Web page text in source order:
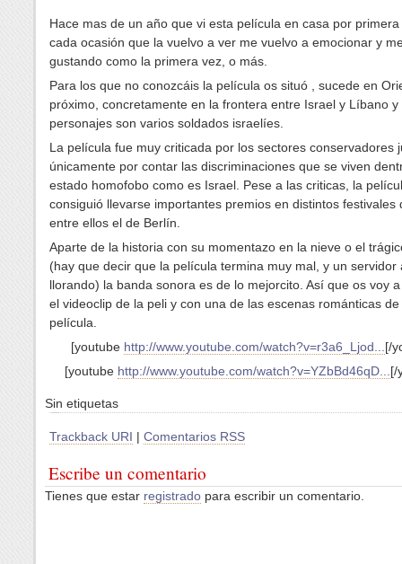
Hace mas de un año que vi esta película en casa por
cada ocasión que la vuelvo a ver me vuelvo a emocionar y
gustando como la primera vez, o más.
Para los que no conozcáis la película os situó , sucede en
próximo, concretamente en la frontera entre Israel y Líbano y
personajes son varios soldados israelíes.
La película fue muy criticada por los sectores conservadores
únicamente por contar las discriminaciones que se viven
estado homofobo como es Israel. Pese a las criticas, la
consiguió llevarse importantes premios en distintos festivales
entre ellos el de Berlín.
Aparte de la historia con su momentazo en la nieve o el
(hay que decir que la película termina muy mal, y un servidor
llorando) la banda sonora es de lo mejorcito. Así que os voy
el videoclip de la peli y con una de las escenas románticas de
película.
[youtube http://www.youtube.com/watch?v=r3a6_Ljod...[/
[youtube http://www.youtube.com/watch?v=YZbBd46qD...[/
Sin etiquetas
Trackback URI | Comentarios RSS
Escribe un comentario
Tienes que estar registrado para escribir un comentario.